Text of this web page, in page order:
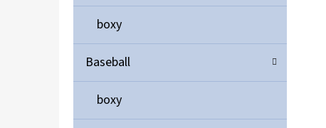
boxy
Baseball
boxy